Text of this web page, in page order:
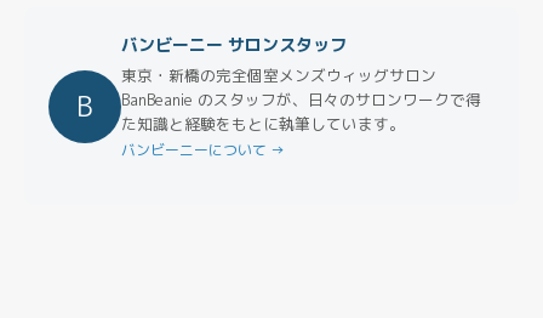
B
バンビーニー サロンスタッフ
東京・新橋の完全個室メンズウィッグサロン
BanBeanie のスタッフが、日々のサロンワークで得
た知識と経験をもとに執筆しています。
バンビーニーについて →